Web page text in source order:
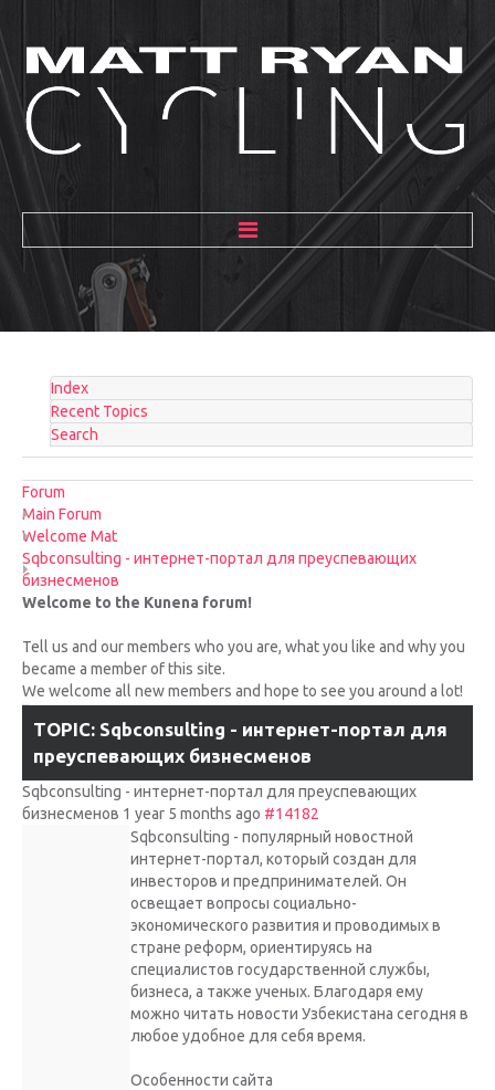
HOME
ABOUT
GALLERY
BLOG
RACE REVIEWS
Index
Recent Topics
Search
Forum
Main Forum
Welcome Mat
Sqbconsulting - интернет-портал для преуспевающих
бизнесменов
Welcome to the Kunena forum!
Tell us and our members who you are, what you like and why you
became a member of this site.
We welcome all new members and hope to see you around a lot!
TOPIC: Sqbconsulting - интернет-портал для
преуспевающих бизнесменов
Sqbconsulting - интернет-портал для преуспевающих
бизнесменов 1 year 5 months ago #14182
Sqbconsulting - популярный новостной
интернет-портал, который создан для
инвесторов и предпринимателей. Он
освещает вопросы социально-
экономического развития и проводимых в
стране реформ, ориентируясь на
специалистов государственной службы,
бизнеса, а также ученых. Благодаря ему
можно читать новости Узбекистана сегодня в
любое удобное для себя время.
Особенности сайта